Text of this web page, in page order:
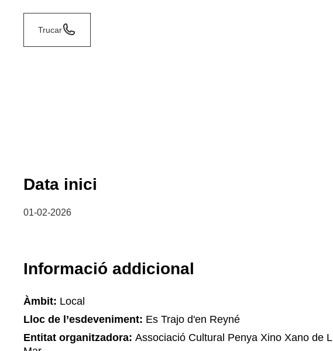
Trucar
Data inici
01-02-2026
Informació addicional
Àmbit: Local
Lloc de l’esdeveniment: Es Trajo d'en Reyné
Entitat organitzadora: Associació Cultural Penya Xino Xano de